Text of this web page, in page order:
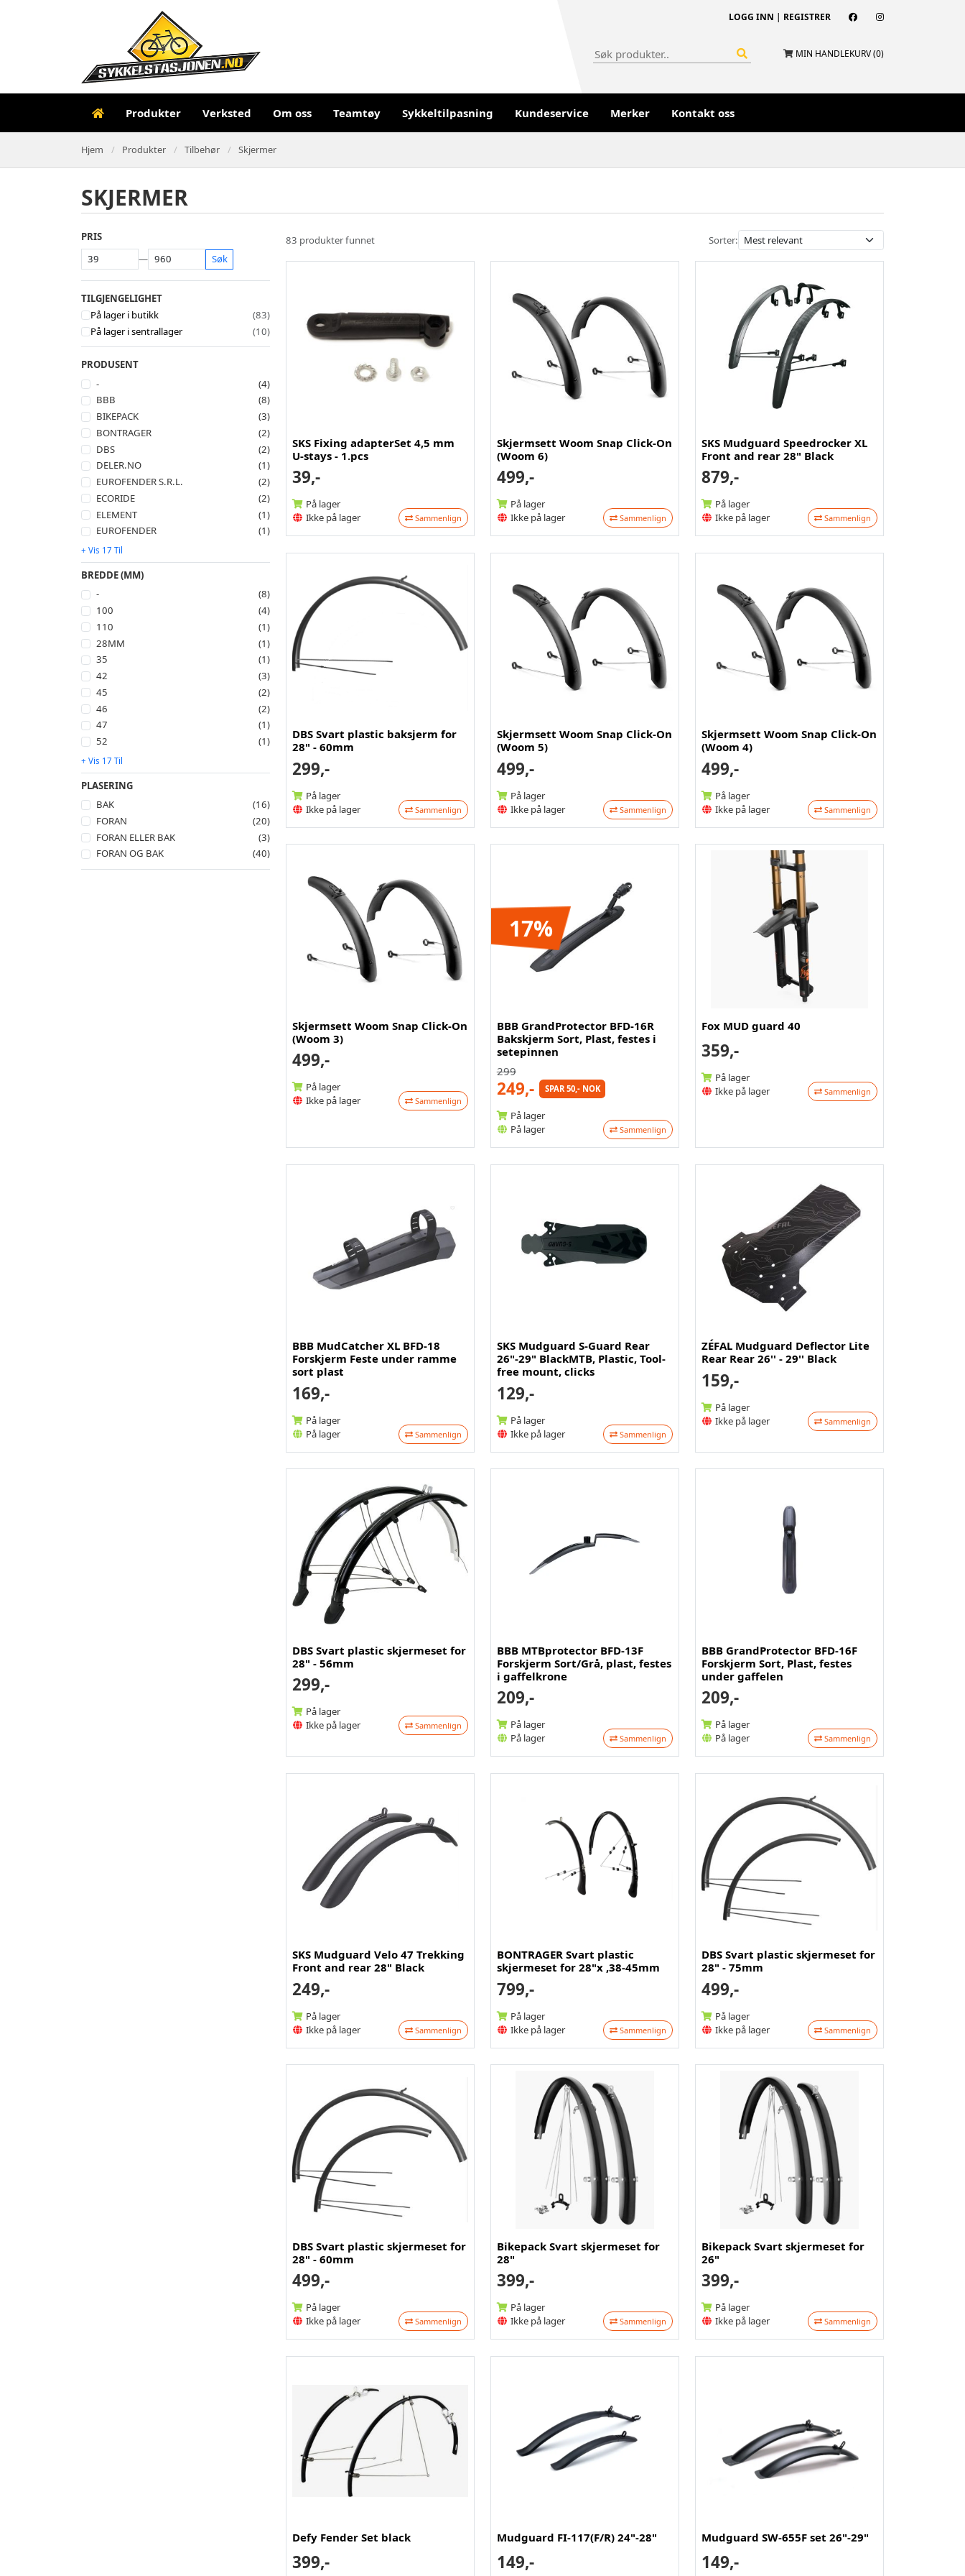
LOGG INN | REGISTRER
MIN HANDLEKURV (0)
Produkter Verksted Om oss Teamtøy Sykkeltilpasning Kundeservice Merker Kontakt oss
Hjem Produkter Tilbehør Skjermer
SKJERMER
PRIS
—
Søk
TILGJENGELIGHET
På lager i butikk
(83)
På lager i sentrallager
(10)
PRODUSENT
-
(4)
BBB
(8)
BIKEPACK
(3)
BONTRAGER
(2)
DBS
(2)
DELER.NO
(1)
EUROFENDER S.R.L.
(2)
ECORIDE
(2)
ELEMENT
(1)
EUROFENDER
(1)
+ Vis 17 Til
BREDDE (MM)
-
(8)
100
(4)
110
(1)
28MM
(1)
35
(1)
42
(3)
45
(2)
46
(2)
47
(1)
52
(1)
+ Vis 17 Til
PLASERING
BAK
(16)
FORAN
(20)
FORAN ELLER BAK
(3)
FORAN OG BAK
(40)
83 produkter funnet Sorter:
SKS Fixing adapterSet 4,5 mm
U-stays - 1.pcs
39,-
På lager
Ikke på lager
Sammenlign
Skjermsett Woom Snap Click-On
(Woom 6)
499,-
På lager
Ikke på lager
Sammenlign
SKS Mudguard Speedrocker XL
Front and rear 28" Black
879,-
På lager
Ikke på lager
Sammenlign
DBS Svart plastic baksjerm for
28" - 60mm
299,-
På lager
Ikke på lager
Sammenlign
Skjermsett Woom Snap Click-On
(Woom 5)
499,-
På lager
Ikke på lager
Sammenlign
Skjermsett Woom Snap Click-On
(Woom 4)
499,-
På lager
Ikke på lager
Sammenlign
Skjermsett Woom Snap Click-On
(Woom 3)
499,-
På lager
Ikke på lager
Sammenlign
17%
BBB GrandProtector BFD-16R
Bakskjerm Sort, Plast, festes i
setepinnen
299
249,- SPAR 50,- NOK
På lager
På lager
Sammenlign
Fox MUD guard 40
359,-
På lager
Ikke på lager
Sammenlign
BBB MudCatcher XL BFD-18
Forskjerm Feste under ramme
sort plast
169,-
På lager
På lager
Sammenlign
SKS Mudguard S-Guard Rear
26"-29" BlackMTB, Plastic, Tool-
free mount, clicks
129,-
På lager
Ikke på lager
Sammenlign
ZÉFAL Mudguard Deflector Lite
Rear Rear 26'' - 29'' Black
159,-
På lager
Ikke på lager
Sammenlign
DBS Svart plastic skjermeset for
28" - 56mm
299,-
På lager
Ikke på lager
Sammenlign
BBB MTBprotector BFD-13F
Forskjerm Sort/Grå, plast, festes
i gaffelkrone
209,-
På lager
På lager
Sammenlign
BBB GrandProtector BFD-16F
Forskjerm Sort, Plast, festes
under gaffelen
209,-
På lager
På lager
Sammenlign
SKS Mudguard Velo 47 Trekking
Front and rear 28" Black
249,-
På lager
Ikke på lager
Sammenlign
BONTRAGER Svart plastic
skjermeset for 28"x ,38-45mm
799,-
På lager
Ikke på lager
Sammenlign
DBS Svart plastic skjermeset for
28" - 75mm
499,-
På lager
Ikke på lager
Sammenlign
DBS Svart plastic skjermeset for
28" - 60mm
499,-
På lager
Ikke på lager
Sammenlign
Bikepack Svart skjermeset for
28"
399,-
På lager
Ikke på lager
Sammenlign
Bikepack Svart skjermeset for
26"
399,-
På lager
Ikke på lager
Sammenlign
Defy Fender Set black
399,-
Mudguard FI-117(F/R) 24"-28"
149,-
Mudguard SW-655F set 26"-29"
149,-